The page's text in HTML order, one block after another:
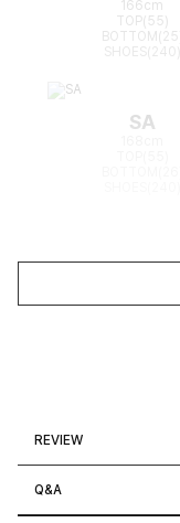
166cm
TOP(55)
BOTTOM(25)
SA
REVIEW
Q&A